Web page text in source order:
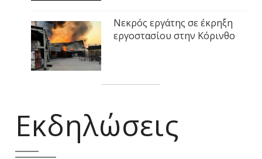
Νεκρός εργάτης σε έκρηξη
εργοστασίου στην Κόρινθο
Εκδηλώσεις